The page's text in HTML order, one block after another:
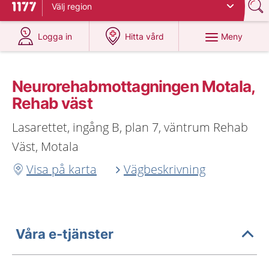
Till startsidan för 1177
Välj region
Logga in
på 1177.se
Hitta vård
på 1177.se
Meny
Neurorehabmottagningen Motala,
Rehab väst
Lasarettet, ingång B, plan 7, väntrum Rehab
Väst, Motala
Visa på karta
Vägbeskrivning
Våra e-tjänster